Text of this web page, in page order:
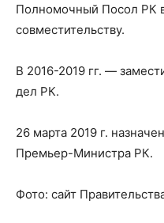
Полномочный Посол РК
совместительству.
В 2016-2019 гг. —
дел РК.
26 марта 2019 г.
Премьер-Министра РК.
Фото: сайт